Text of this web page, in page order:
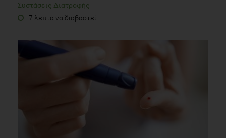
Συστάσεις Διατροφής
7 λεπτά να διαβαστεί